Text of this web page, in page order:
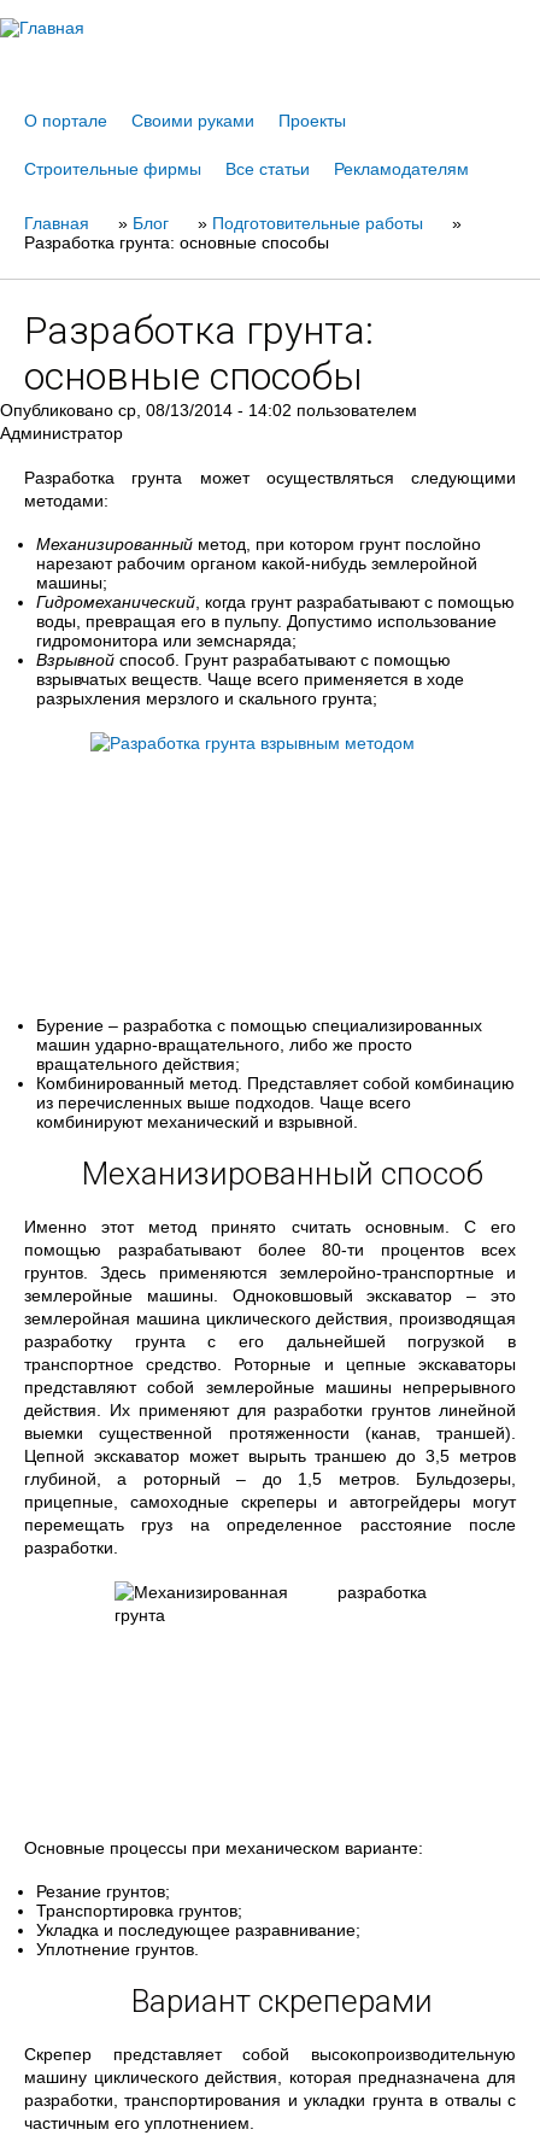
О портале Своими руками Проекты
Строительные фирмы Все статьи Рекламодателям
Вы
Главная » Блог » Подготовительные работы
»
Разработка грунта: основные способы
Разработка грунта:
основные способы
Опубликовано ср, 08/13/2014 - 14:02 пользователем
Администратор
Разработка грунта может осуществляться следующими
методами:
Механизированный метод, при котором грунт послойно
нарезают рабочим органом какой-нибудь землеройной
машины;
Гидромеханический , когда грунт разрабатывают с помощью
воды, превращая его в пульпу. Допустимо использование
гидромонитора или земснаряда;
Взрывной способ. Грунт разрабатывают с помощью
взрывчатых веществ. Чаще всего применяется в ходе
разрыхления мерзлого и скального грунта;
Бурение – разработка с помощью специализированных
машин ударно-вращательного, либо же просто
вращательного действия;
Комбинированный метод. Представляет собой комбинацию
из перечисленных выше подходов. Чаще всего
комбинируют механический и взрывной.
Механизированный способ
Именно этот метод принято считать основным. С его
помощью разрабатывают более 80-ти процентов всех
грунтов. Здесь применяются землеройно-транспортные и
землеройные машины. Одноковшовый экскаватор – это
землеройная машина циклического действия, производящая
разработку грунта с его дальнейшей погрузкой в
транспортное средство. Роторные и цепные экскаваторы
представляют собой землеройные машины непрерывного
действия. Их применяют для разработки грунтов линейной
выемки существенной протяженности (канав, траншей).
Цепной экскаватор может вырыть траншею до 3,5 метров
глубиной, а роторный – до 1,5 метров. Бульдозеры,
прицепные, самоходные скреперы и автогрейдеры могут
перемещать груз на определенное расстояние после
разработки.
Основные процессы при механическом варианте:
Резание грунтов;
Транспортировка грунтов;
Укладка и последующее разравнивание;
Уплотнение грунтов.
Вариант скреперами
Скрепер представляет собой высокопроизводительную
машину циклического действия, которая предназначена для
разработки, транспортирования и укладки грунта в отвалы с
частичным его уплотнением.